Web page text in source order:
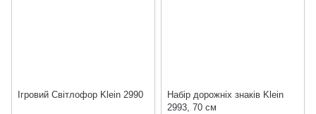
Ігровий Світлофор Klein 2990
Набір дорожніх знаків Klein
2993, 70 см